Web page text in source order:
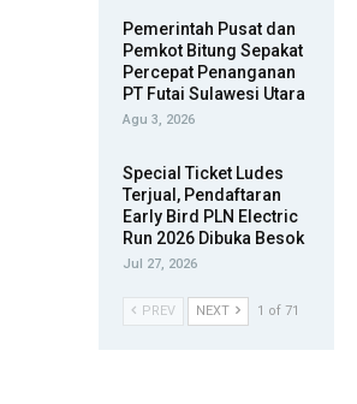
Pemerintah Pusat dan
Pemkot Bitung Sepakat
Percepat Penanganan
PT Futai Sulawesi Utara
Agu 3, 2026
Special Ticket Ludes
Terjual, Pendaftaran
Early Bird PLN Electric
Run 2026 Dibuka Besok
Jul 27, 2026
PREV NEXT 1 of 71